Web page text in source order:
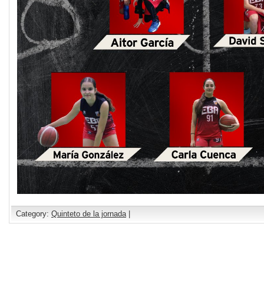
Category: Quinteto de la jornada|